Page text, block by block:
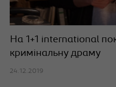
На 1+1 international
кримінальну драму
24.12.2019